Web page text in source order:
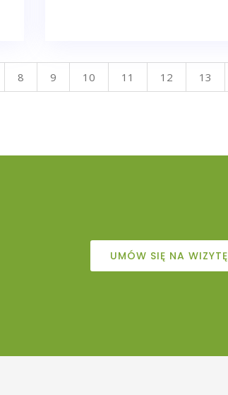
8 9 10 11 12 13
UMÓW SIĘ NA WIZYTĘ